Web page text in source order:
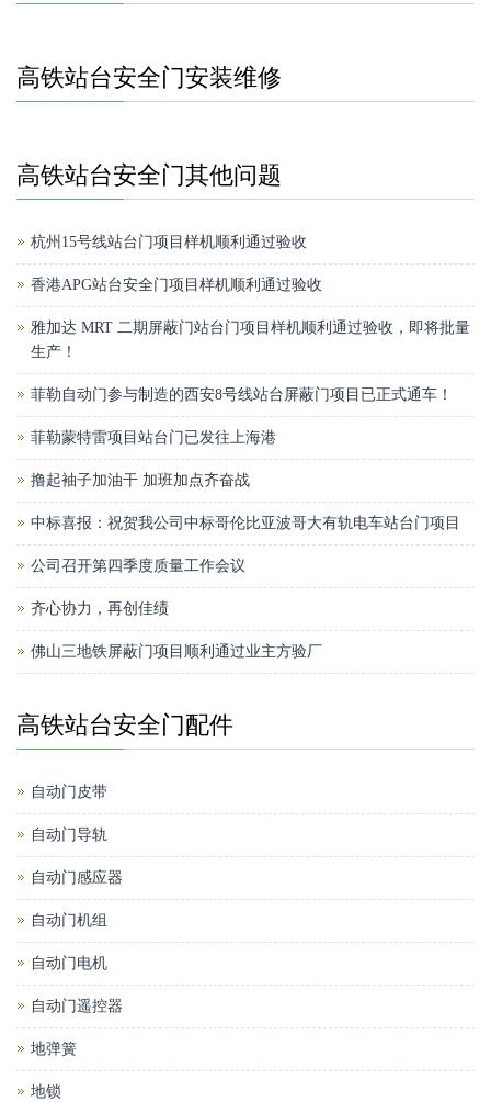
高铁站台安全门安装维修
高铁站台安全门其他问题
杭州15号线站台门项目样机顺利通过验收
香港APG站台安全门项目样机顺利通过验收
雅加达 MRT 二期屏蔽门站台门项目样机顺利通过验收，即将批量
生产！
菲勒自动门参与制造的西安8号线站台屏蔽门项目已正式通车！
菲勒蒙特雷项目站台门已发往上海港
撸起袖子加油干 加班加点齐奋战
中标喜报：祝贺我公司中标哥伦比亚波哥大有轨电车站台门项目
公司召开第四季度质量工作会议
齐心协力，再创佳绩
佛山三地铁屏蔽门项目顺利通过业主方验厂
高铁站台安全门配件
自动门皮带
自动门导轨
自动门感应器
自动门机组
自动门电机
自动门遥控器
地弹簧
地锁